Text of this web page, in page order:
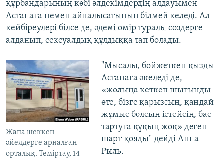
құрбандарының көбі әлдекімдердің алдауымен
Астанаға немен айналысатынын білмей келеді. Ал
кейбіреулері білсе де, әдемі өмір туралы сөздерге
алданып, сексуалдық құлдыққа тап болады.
Жапа шеккен
әйелдерге арналған
орталық. Теміртау, 14
"Мысалы, бойжеткен қызды
Астанаға әкеледі де,
«жолыңа кеткен шығынды
өте, бізге қарызсың, қандай
жұмыс болсын істейсің, бас
тартуға құқың жоқ» деген
шарт қояды" дейді Анна
Рыль.